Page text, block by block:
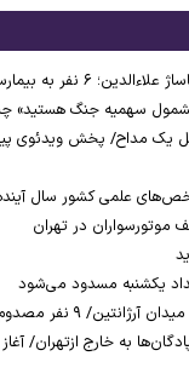
به بیمارستان منتقل شدند
سهمیه جنگ هستید»
یک مداح/ پخش ویدئوی
علمی کشور سال
یکشنبه مسدود می‌شود
۹ نفر مصدوم شدند
به خارج ازتهران/